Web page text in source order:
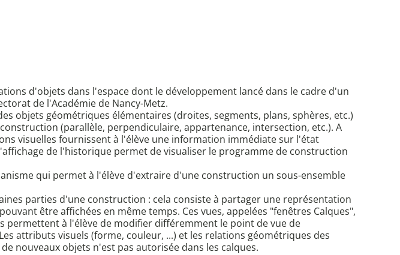
d'objets dans l'espace dont le développement lancé dans le cadre d'un
de l'Académie de Nancy-Metz.
objets géométriques élémentaires (droites, segments, plans, sphères, etc.)
(parallèle, perpendiculaire, appartenance, intersection, etc.). A
visuelles fournissent à l'élève une information immédiate sur l'état
de l'historique permet de visualiser le programme de construction
qui permet à l'élève d'extraire d'une construction un sous-ensemble
parties d'une construction : cela consiste à partager une représentation
être affichées en même temps. Ces vues, appelées "fenêtres Calques",
permettent à l'élève de modifier différemment le point de vue de
attributs visuels (forme, couleur, ...) et les relations géométriques des
nouveaux objets n'est pas autorisée dans les calques.